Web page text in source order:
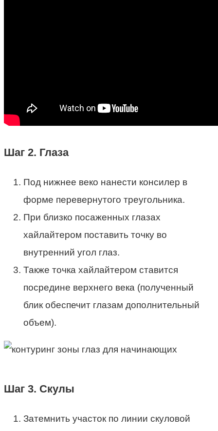
Шаг 2. Глаза
Под нижнее веко нанести консилер в
форме перевернутого треугольника.
При близко посаженных глазах
хайлайтером поставить точку во
внутренний угол глаз.
Также точка хайлайтером ставится
посредине верхнего века (полученный
блик обеспечит глазам дополнительный
объем).
Шаг 3. Скулы
Затемнить участок по линии скуловой